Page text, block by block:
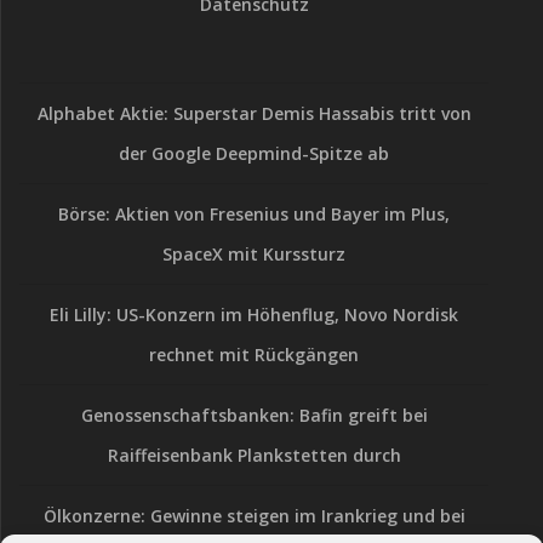
Alphabet Aktie: Superstar Demis Hassabis tritt von
der Google Deepmind-Spitze ab
Börse: Aktien von Fresenius und Bayer im Plus,
SpaceX mit Kurssturz
Eli Lilly: US-Konzern im Höhenflug, Novo Nordisk
rechnet mit Rückgängen
Genossenschaftsbanken: Bafin greift bei
Raiffeisenbank Plankstetten durch
Ölkonzerne: Gewinne steigen im Irankrieg und bei